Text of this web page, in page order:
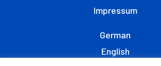
Impressum
German
English